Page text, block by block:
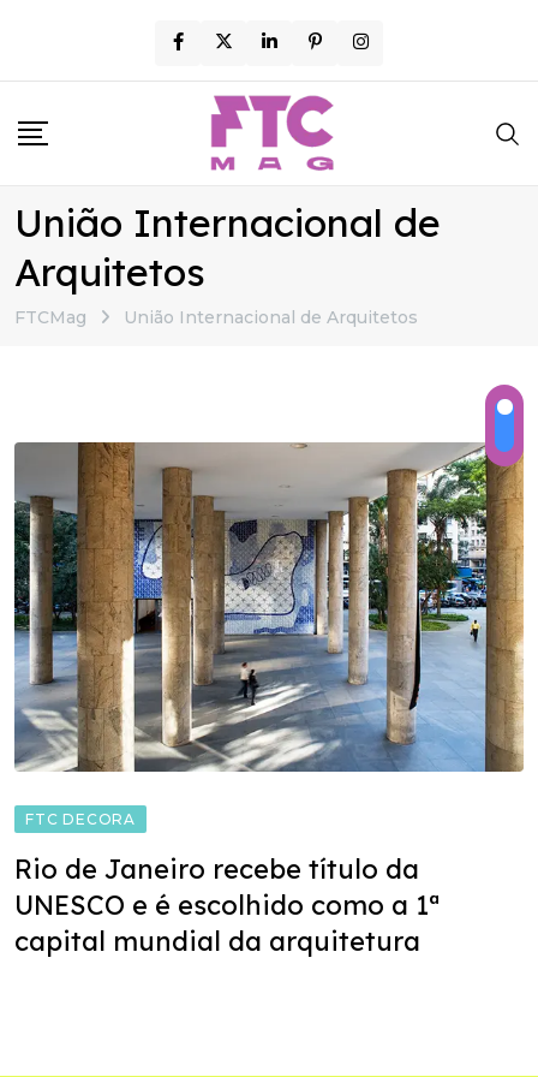
content
União Internacional de
Arquitetos
FTCMag União Internacional de Arquitetos
FTC DECORA
Rio de Janeiro recebe título da
UNESCO e é escolhido como a 1ª
capital mundial da arquitetura